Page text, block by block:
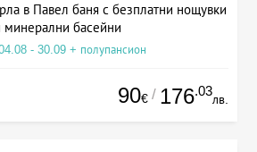
в Павел баня с безплатни нощувки
минерални басейни
- 30.09 + полупансион
90€ / 176.03
лв.